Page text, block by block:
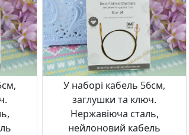
У наборі кабель 56см,
заглушки та ключ.
Нержавіюча сталь,
нейлоновий кабель